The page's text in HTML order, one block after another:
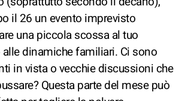
il 26 un evento imprevisto
una piccola scossa al tuo
dinamiche familiari. Ci sono
in vista o vecchie discussioni che
Questa parte del mese può